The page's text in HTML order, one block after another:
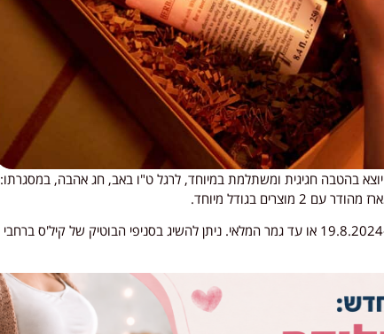
יוצא בהטבה חגיגית ומשתלמת במיוחד, לרגל ט"ו באב, חג אהבה, במסגרתו:
ניתן להשיג בסניפי הבוטיק של קיל'ס ברחבי